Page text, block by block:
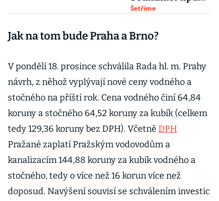
na snížení
Šetříme
Jak na tom bude Praha a Brno?
V pondělí 18. prosince schválila Rada hl. m. Prahy
návrh, z něhož vyplývají nové ceny vodného a
stočného na příští rok. Cena vodného činí 64,84
koruny a stočného 64,52 koruny za kubík (celkem
tedy 129,36 koruny bez DPH). Včetně DPH
Pražané zaplatí Pražským vodovodům a
kanalizacím 144,88 koruny za kubík vodného a
stočného, tedy o více než 16 korun více než
doposud. Navýšení souvisí se schválením investic